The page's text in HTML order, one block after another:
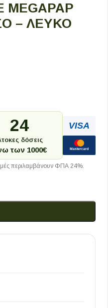
– ΛΕΥΚΌ
24
δόσεις
των 1000€
VISA
Mastercard
περιλαμβάνουν ΦΠΑ 24%.